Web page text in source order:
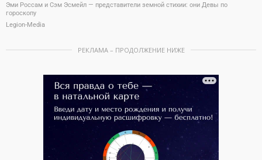
Эми Россам и Сэм Эсмейл — представители земной стихии: они Девы по
гороскопу
Legion-Media
РЕКЛАМА – ПРОДОЛЖЕНИЕ НИЖЕ